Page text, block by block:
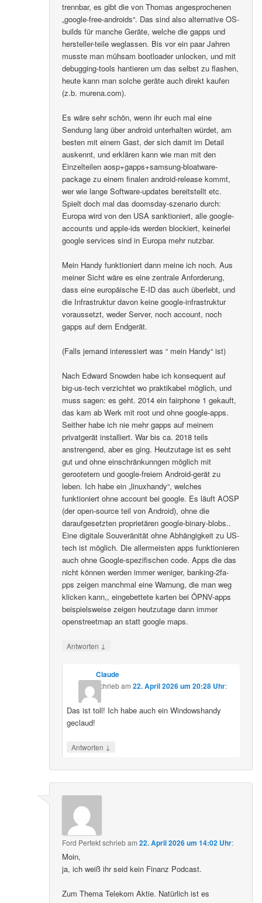
trennbar, es gibt die von Thomas angesprochenen
„google-free-androids“. Das sind also alternative OS-
builds für manche Geräte, welche die gapps und
hersteller-teile weglassen. Bis vor ein paar Jahren
musste man mühsam bootloader unlocken, und mit
debugging-tools hantieren um das selbst zu flashen,
heute kann man solche geräte auch direkt kaufen
(z.b. murena.com).
Es wäre sehr schön, wenn ihr euch mal eine
Sendung lang über android unterhalten würdet, am
besten mit einem Gast, der sich damit im Detail
auskennt, und erklären kann wie man mit den
Einzelteilen aosp+gapps+samsung-bloatware-
package zu einem finalen android-release kommt,
wer wie lange Software-updates bereitstellt etc.
Spielt doch mal das doomsday-szenario durch:
Europa wird von den USA sanktioniert, alle google-
accounts und apple-ids werden blockiert, keinerlei
google services sind in Europa mehr nutzbar.
Mein Handy funktioniert dann meine ich noch. Aus
meiner Sicht wäre es eine zentrale Anforderung,
dass eine europäische E-ID das auch überlebt, und
die Infrastruktur davon keine google-infrastruktur
voraussetzt, weder Server, noch account, noch
gapps auf dem Endgerät.
(Falls jemand interessiert was “ mein Handy“ ist)
Nach Edward Snowden habe ich konsequent auf
big-us-tech verzichtet wo praktikabel möglich, und
muss sagen: es geht. 2014 ein fairphone 1 gekauft,
das kam ab Werk mit root und ohne google-apps.
Seither habe ich nie mehr gapps auf meinem
privatgerät installiert. War bis ca. 2018 teils
anstrengend, aber es ging. Heutzutage ist es seht
gut und ohne einschränkunngen möglich mit
gerootetem und google-freiem Android-gerät zu
leben. Ich habe ein „linuxhandy“, welches
funktioniert ohne account bei google. Es läuft AOSP
(der open-source teil von Android), ohne die
daraufgesetzten proprietären google-binary-blobs..
Eine digitale Souveränität ohne Abhängigkeit zu US-
tech ist möglich. Die allermeisten apps funktionieren
auch ohne Google-spezifischen code. Apps die das
nicht können werden immer weniger, banking-2fa-
pps zeigen manchmal eine Warnung, die man weg
klicken kann,, eingebettete karten bei ÖPNV-apps
beispielsweise zeigen heutzutage dann immer
openstreetmap an statt google maps.
Antworten ↓
Claude
schriebam 22. April 2026 um 20:28 Uhr:
Das ist toll! Ich habe auch ein Windowshandy
geclaud!
Antworten ↓
Ford Perfektschriebam22. April 2026 um 14:02 Uhr:
Moin,
ja, ich weiß ihr seid kein Finanz Podcast.
Zum Thema Telekom Aktie. Natürlich ist es